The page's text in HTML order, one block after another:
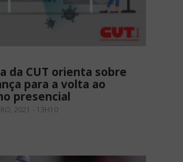
da CUT orienta sobre
para a volta ao
presencial
2021 - 13H10